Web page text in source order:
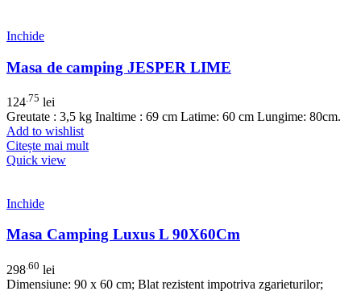
Inchide
Masa de camping JESPER LIME
124 .75 lei
Greutate : 3,5 kg Inaltime : 69 cm Latime: 60 cm Lungime: 80cm.
Add to wishlist
Citește mai mult
Quick view
Inchide
Masa Camping Luxus L 90X60Cm
298 .60 lei
Dimensiune: 90 x 60 cm; Blat rezistent impotriva zgarieturilor;